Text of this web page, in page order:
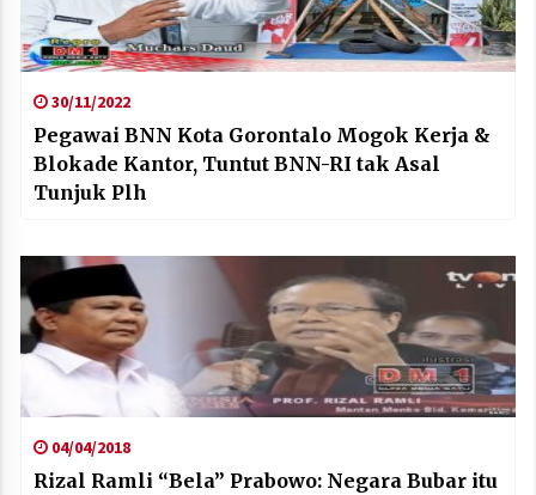
30/11/2022
Pegawai BNN Kota Gorontalo Mogok Kerja &
Blokade Kantor, Tuntut BNN-RI tak Asal
Tunjuk Plh
04/04/2018
Rizal Ramli “Bela” Prabowo: Negara Bubar itu